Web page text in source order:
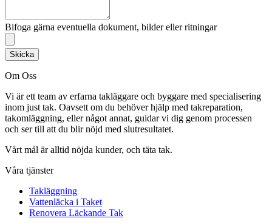
Bifoga gärna eventuella dokument, bilder eller ritningar
Skicka
Om Oss
Vi är ett team av erfarna takläggare och byggare med specialisering
inom just tak. Oavsett om du behöver hjälp med takreparation,
takomläggning, eller något annat, guidar vi dig genom processen
och ser till att du blir nöjd med slutresultatet.
Vårt mål är alltid nöjda kunder, och täta tak.
Våra tjänster
Takläggning
Vattenläcka i Taket
Renovera Läckande Tak